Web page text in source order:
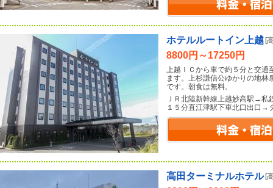
ホテルルートイン上越 [
8800円～17250円
上越ＩＣから車で約５分と交通
ます。上杉謙信公ゆかりの地
です。朝食は無料。
ＪＲ北陸新幹線上越妙高駅→私
１５分直江津駅下車北口出口→
高田ターミナルホテル [